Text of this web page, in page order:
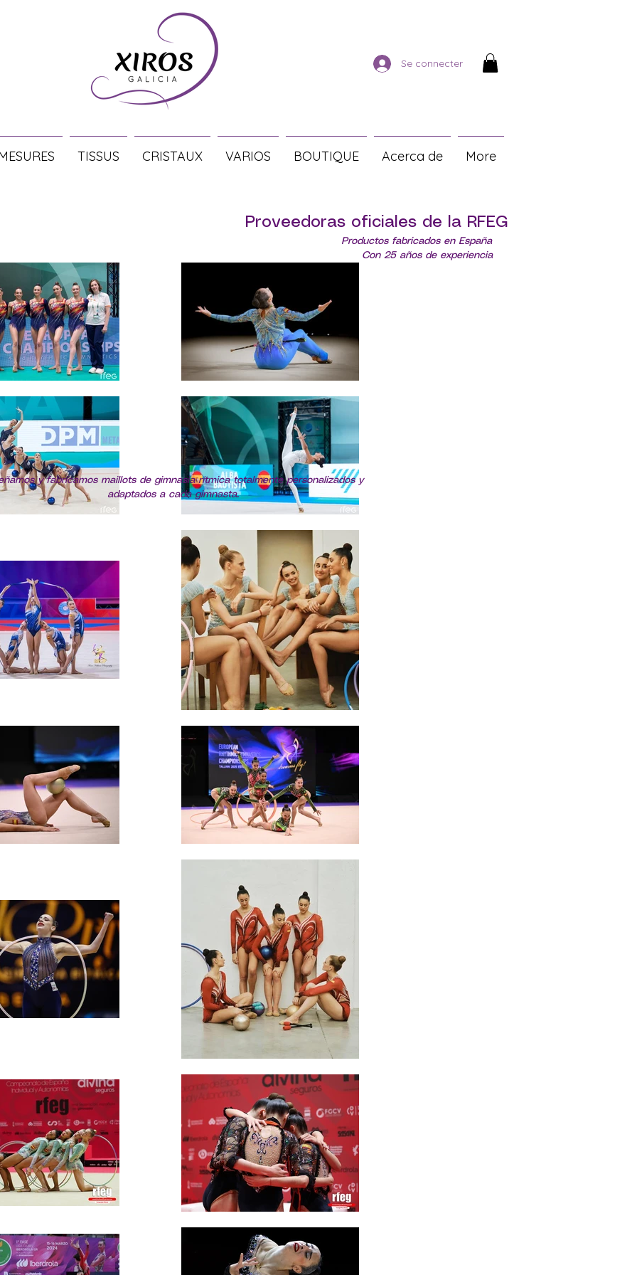
Se connecter
TISSUS CRISTAUX VARIOS BOUTIQUE Acerca de More
Proveedoras oficiales de la RFEG
Productos fabricados en España
Con 25 años de experiencia
y fabricamos maillots de gimnasia rítmica totalmente personalizados y
adaptados a cada gimnasta.